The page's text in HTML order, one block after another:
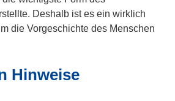
Deshalb ist es ein wirklich
die Vorgeschichte des Menschen
Hinweise